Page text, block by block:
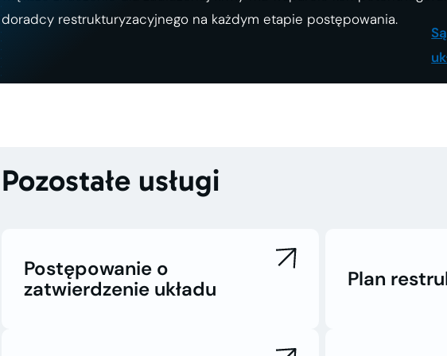
doradcy restrukturyzacyjnego na każdym etapie postępowania.
Pozostałe usługi
Postępowanie o
zatwierdzenie układu
Plan